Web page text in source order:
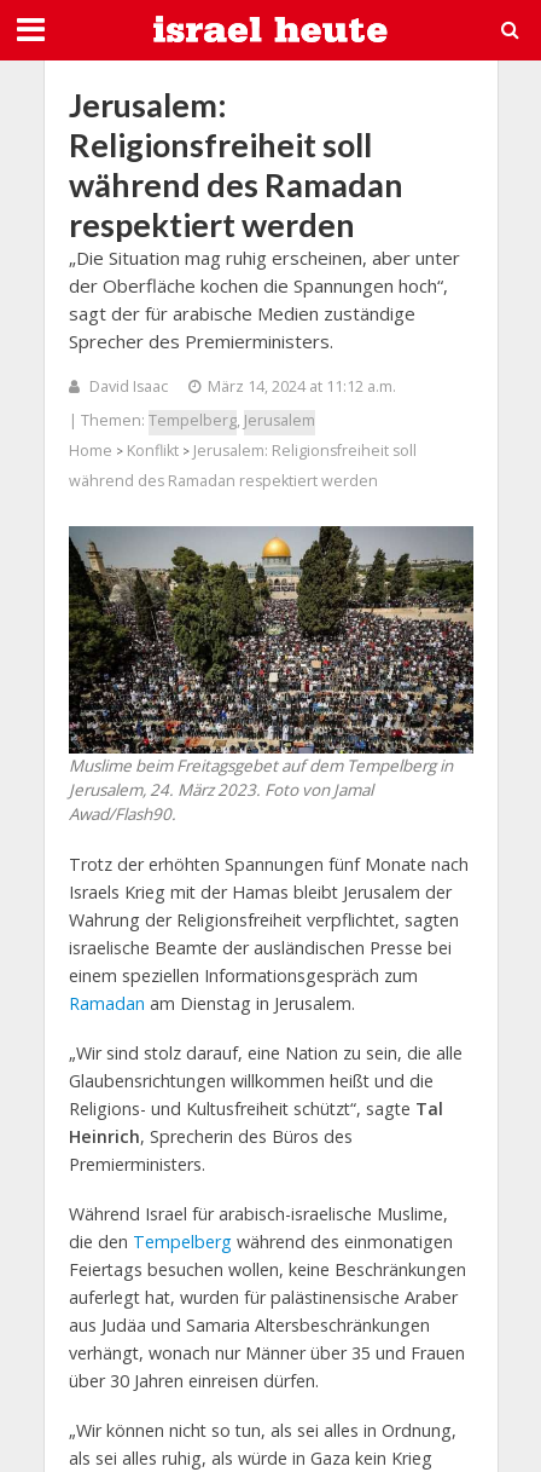
Jerusalem:
Religionsfreiheit soll
während des Ramadan
respektiert werden
„Die Situation mag ruhig erscheinen, aber unter
der Oberfläche kochen die Spannungen hoch“,
sagt der für arabische Medien zuständige
Sprecher des Premierministers.
David Isaac
März 14, 2024 at 11:12 a.m.
| Themen: Tempelberg, Jerusalem
Home > Konflikt> Jerusalem: Religionsfreiheit soll
während des Ramadan respektiert werden
Muslime beim Freitagsgebet auf dem Tempelberg in
Jerusalem, 24. März 2023. Foto von Jamal
Awad/Flash90.
Trotz der erhöhten Spannungen fünf Monate nach
Israels Krieg mit der Hamas bleibt Jerusalem der
Wahrung der Religionsfreiheit verpflichtet, sagten
israelische Beamte der ausländischen Presse bei
einem speziellen Informationsgespräch zum
Ramadan am Dienstag in Jerusalem.
„Wir sind stolz darauf, eine Nation zu sein, die alle
Glaubensrichtungen willkommen heißt und die
Religions- und Kultusfreiheit schützt“, sagte Tal
Heinrich, Sprecherin des Büros des
Premierministers.
Während Israel für arabisch-israelische Muslime,
die den Tempelbergwährend des einmonatigen
Feiertags besuchen wollen, keine Beschränkungen
auferlegt hat, wurden für palästinensische Araber
aus Judäa und Samaria Altersbeschränkungen
verhängt, wonach nur Männer über 35 und Frauen
über 30 Jahren einreisen dürfen.
„Wir können nicht so tun, als sei alles in Ordnung,
als sei alles ruhig, als würde in Gaza kein Krieg